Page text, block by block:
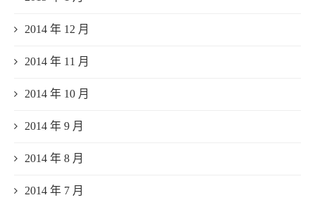
2014 年 12 月
2014 年 11 月
2014 年 10 月
2014 年 9 月
2014 年 8 月
2014 年 7 月